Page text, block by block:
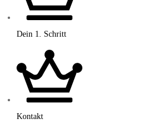
Dein 1. Schritt
Kontakt